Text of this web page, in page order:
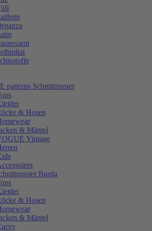
patterns Schnittmuster
& Hosen
& Mäntel
Vintage
Burda
& Hosen
& Mäntel